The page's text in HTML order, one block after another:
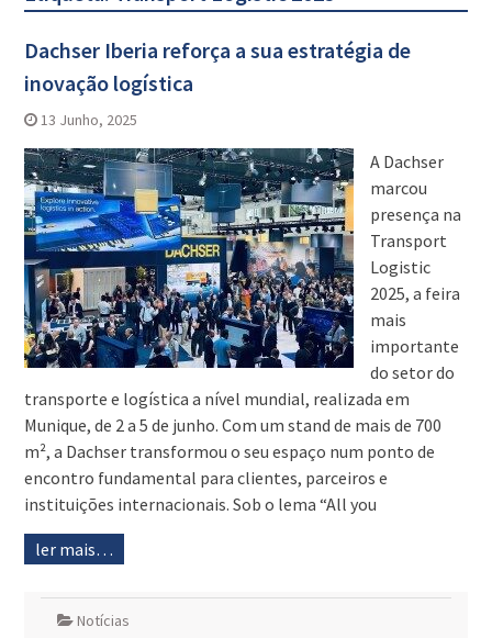
Dachser Iberia reforça a sua estratégia de
inovação logística
13 Junho, 2025
A Dachser
marcou
presença na
Transport
Logistic
2025, a feira
mais
importante
do setor do
transporte e logística a nível mundial, realizada em
Munique, de 2 a 5 de junho. Com um stand de mais de 700
m², a Dachser transformou o seu espaço num ponto de
encontro fundamental para clientes, parceiros e
instituições internacionais. Sob o lema “All you
ler mais…
Notícias